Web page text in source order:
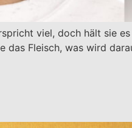
viel, doch hält sie
Fleisch, was wird